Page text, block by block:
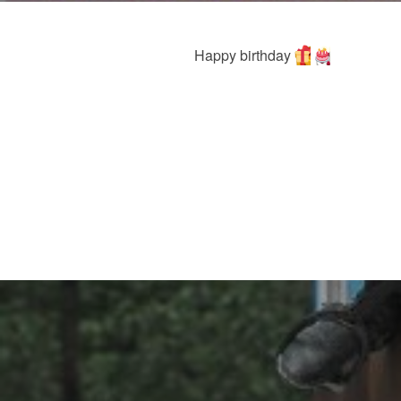
Happy birthday
Навигация
по
записям